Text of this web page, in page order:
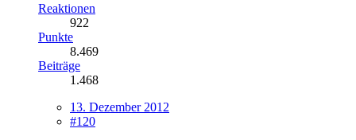
Reaktionen
922
Punkte
8.469
Beiträge
1.468
13. Dezember 2012
#120